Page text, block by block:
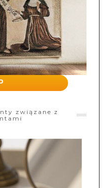
związane z